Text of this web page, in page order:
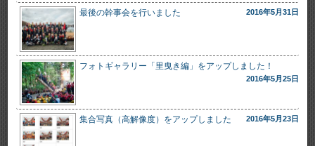
最後の幹事会を行いました 2016年5月31日
フォトギャラリー「里曳き編」をアップしました！
2016年5月25日
集合写真（高解像度）をアップしました 2016年5月23日